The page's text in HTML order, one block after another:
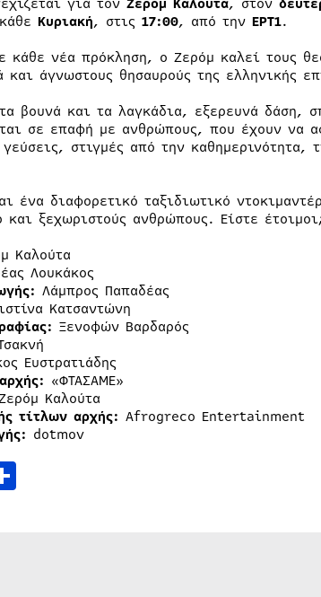
Κυριακή, στις 17:00, από την ΕΡΤ1.
κάθε νέα πρόκληση, ο Ζερόμ καλεί τους
και άγνωστους θησαυρούς της ελληνικής
βουνά και τα λαγκάδια, εξερευνά δάση,
σε επαφή με ανθρώπους, που έχουν να
στιγμές από την καθημερινότητα,
ένα διαφορετικό ταξιδιωτικό
και ξεχωριστούς ανθρώπους. Είστε
Καλούτα
Λουκάκος
Λάμπρος Παπαδέας
Κατσαντώνη
Ξενοφών Βαρδαρός
Ευστρατιάδης
«ΦΤΑΣΑΜΕ»
Καλούτα
τίτλων αρχής: Afrogreco Entertainment
dotmov
Μοιραστείτε